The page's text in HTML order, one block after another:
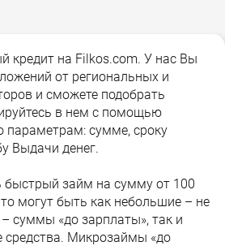
кредит на Filkos.com. У нас Вы
от региональных и
и сможете подобрать
в нем с помощью
параметрам: сумме, сроку
Выдачи денег.
быстрый займ на сумму от 100
могут быть как небольшие – не
суммы «до зарплаты», так и
средства. Микрозаймы «до